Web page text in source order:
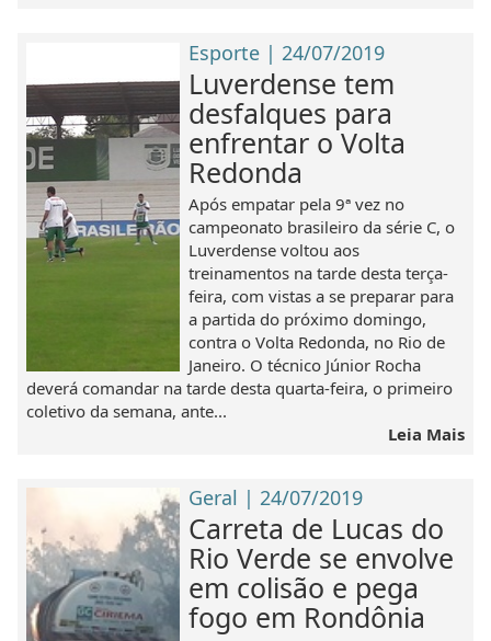
Esporte | 24/07/2019
Luverdense tem
desfalques para
enfrentar o Volta
Redonda
Após empatar pela 9ª vez no
campeonato brasileiro da série C, o
Luverdense voltou aos
treinamentos na tarde desta terça-
feira, com vistas a se preparar para
a partida do próximo domingo,
contra o Volta Redonda, no Rio de
Janeiro. O técnico Júnior Rocha
deverá comandar na tarde desta quarta-feira, o primeiro
coletivo da semana, ante...
Leia Mais
Geral | 24/07/2019
Carreta de Lucas do
Rio Verde se envolve
em colisão e pega
fogo em Rondônia